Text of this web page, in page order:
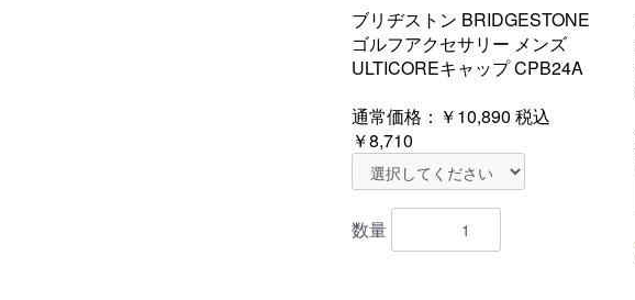
ブリヂストン BRIDGESTONE
ゴルフアクセサリー メンズ
ULTICOREキャップ CPB24A
通常価格： ￥10,890 税込
￥8,710
数量